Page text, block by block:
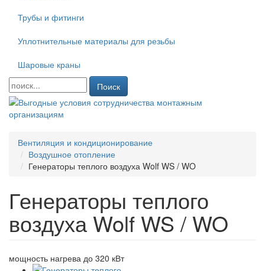
Трубы и фитинги
Уплотнительные материалы для резьбы
Шаровые краны
Поиск
Вентиляция и кондиционирование
Воздушное отопление
Генераторы теплого воздуха Wolf WS / WO
Генераторы теплого
воздуха Wolf WS / WO
мощность нагрева до 320 кВт